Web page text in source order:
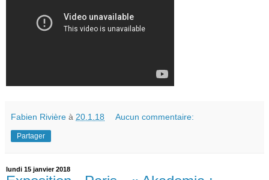
Fabien Rivière à 20.1.18 Aucun commentaire:
Partager
lundi 15 janvier 2018